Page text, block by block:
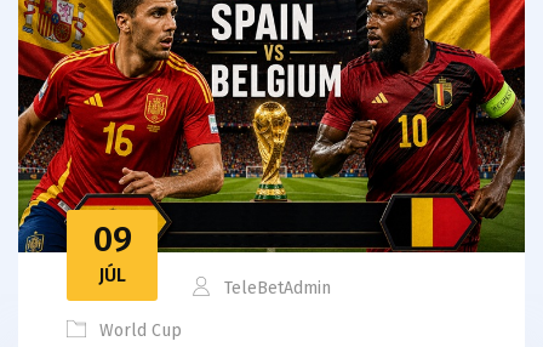
09
JÚL
TeleBetAdmin
World Cup